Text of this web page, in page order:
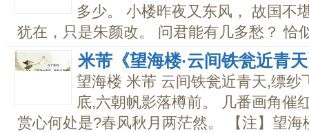
多少。 小楼昨夜又东风， 故国不
犹在，只是朱颜改。 问君能有几多愁？ 恰
米芾《望海楼·云间铁瓮近青
望海楼 米芾 云间铁瓮近青天,缥纱
底,六朝帆影落樽前。 几番画角催
赏心何处是?春风秋月两茫然。 【注】望海